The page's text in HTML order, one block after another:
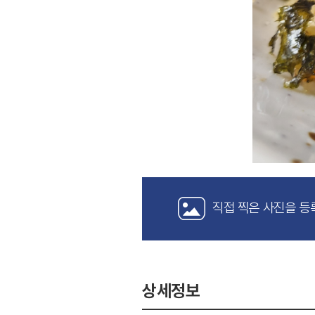
직접 찍은 사진을 등
상세정보